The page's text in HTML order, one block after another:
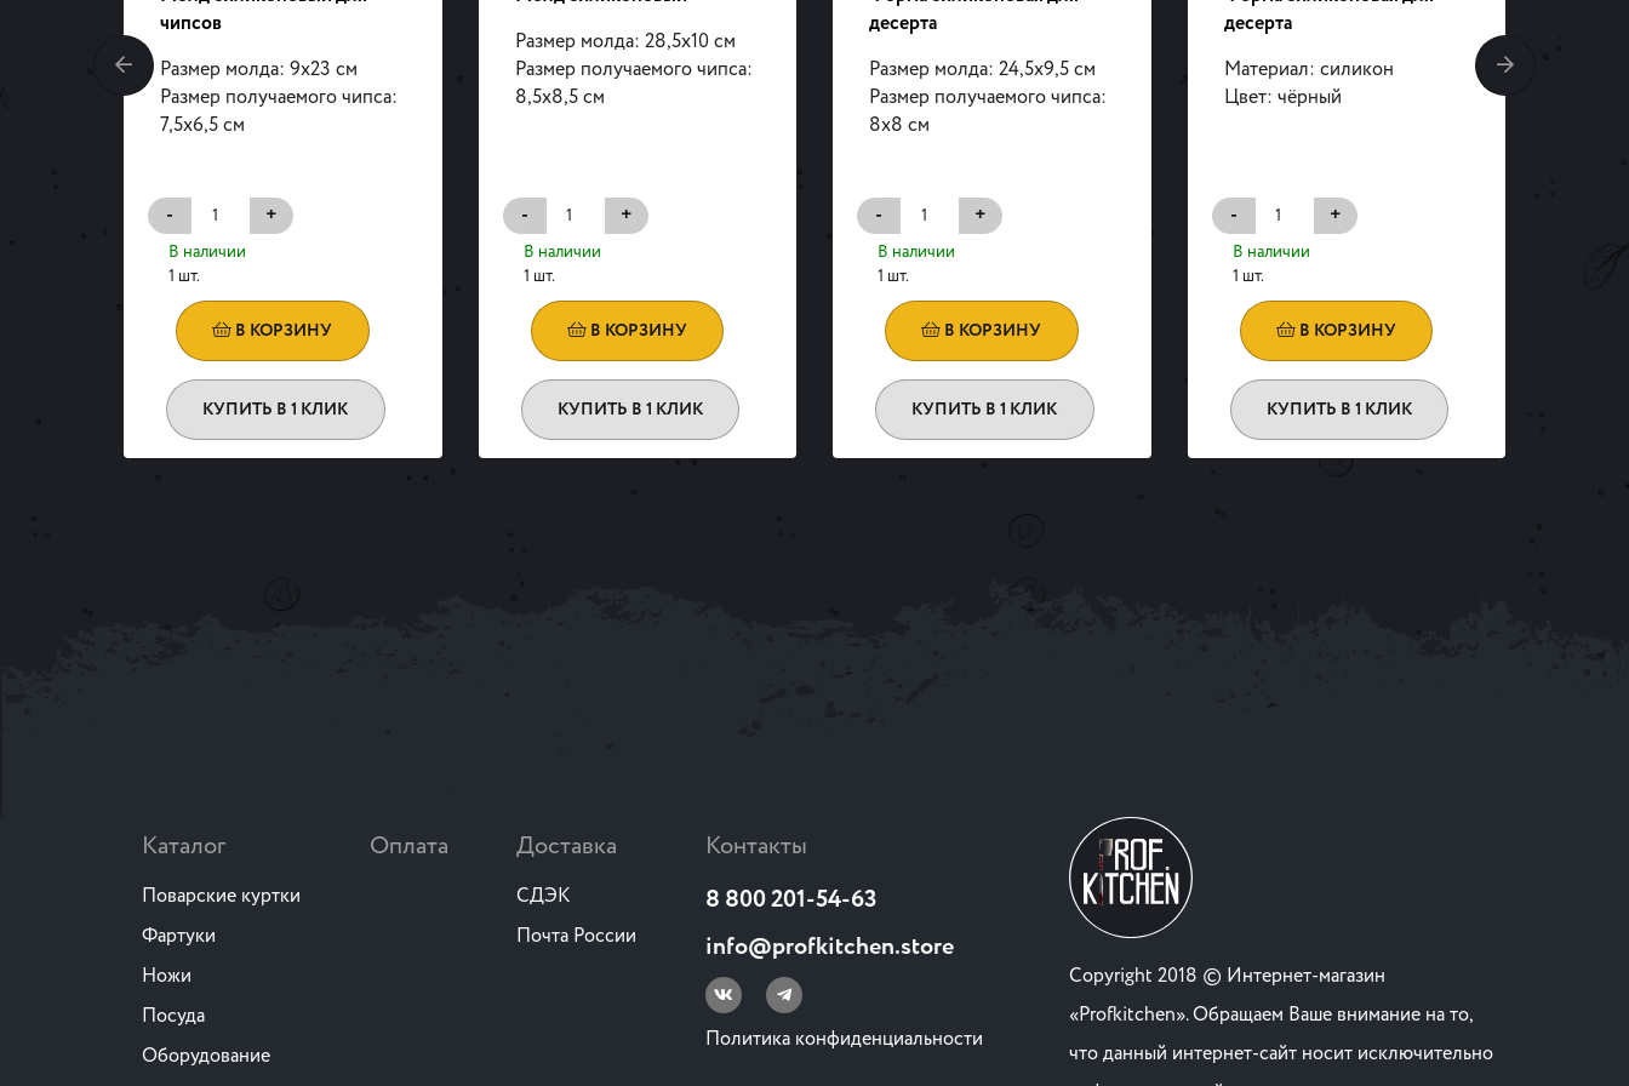
чипсов
Размер молда: 9х23 см
Размер получаемого чипса:
7,5х6,5 см
- +
В наличии
1 шт.
В КОРЗИНУ
КУПИТЬ В 1 КЛИК
Размер молда: 28,5х10 см
Размер получаемого чипса:
8,5х8,5 см
- +
В наличии
1 шт.
В КОРЗИНУ
КУПИТЬ В 1 КЛИК
десерта
Размер молда: 24,5х9,5 см
Размер получаемого чипса:
8х8 см
- +
В наличии
1 шт.
В КОРЗИНУ
КУПИТЬ В 1 КЛИК
десерта
Материал: силикон
Цвет: чёрный
- +
В наличии
1 шт.
В КОРЗИНУ
КУПИТЬ В 1 КЛИК
Каталог
Поварские куртки
Фартуки
Ножи
Посуда
Оборудование
Оплата Доставка
СДЭК
Почта России
Контакты
8 800 201-54-63
info@profkitchen.store
Политика конфиденциальности
Copyright 2018 © Интернет-магазин
«Profkitchen». Обращаем Ваше внимание на то,
что данный интернет-сайт носит исключительно